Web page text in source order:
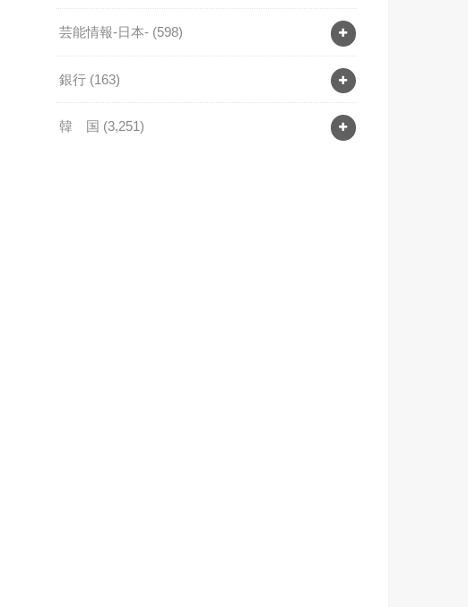
芸能情報-日本- (598)
銀行 (163)
韓 国 (3,251)